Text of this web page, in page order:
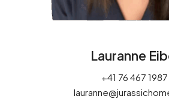
Lauranne
+41 76 467 1987